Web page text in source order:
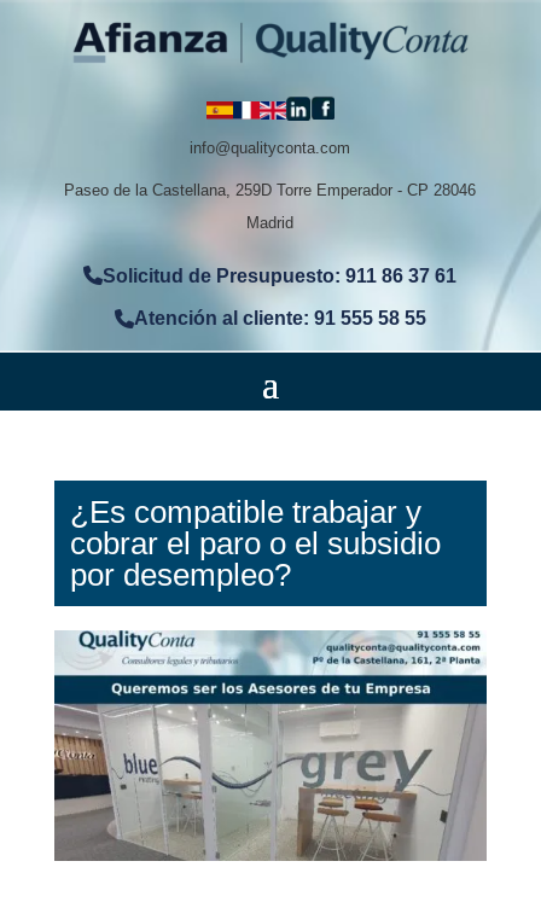
info@qualityconta.com
Paseo de la Castellana, 259D Torre Emperador - CP 28046
Madrid
Solicitud de Presupuesto: 911 86 37 61
Atención al cliente: 91 555 58 55
¿Es compatible trabajar y
cobrar el paro o el subsidio
por desempleo?